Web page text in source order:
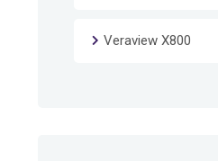
Veraview X800